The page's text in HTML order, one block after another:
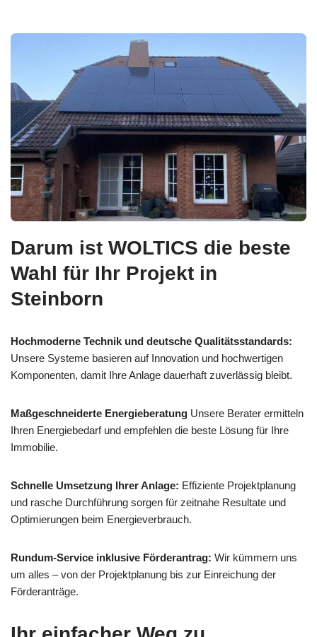
Darum ist WOLTICS die beste
Wahl für Ihr Projekt in
Steinborn
Hochmoderne Technik und deutsche Qualitätsstandards:
Unsere Systeme basieren auf Innovation und hochwertigen
Komponenten, damit Ihre Anlage dauerhaft zuverlässig bleibt.
Maßgeschneiderte Energieberatung Unsere Berater ermitteln
Ihren Energiebedarf und empfehlen die beste Lösung für Ihre
Immobilie.
Schnelle Umsetzung Ihrer Anlage: Effiziente Projektplanung
und rasche Durchführung sorgen für zeitnahe Resultate und
Optimierungen beim Energieverbrauch.
Rundum-Service inklusive Förderantrag: Wir kümmern uns
um alles – von der Projektplanung bis zur Einreichung der
Förderanträge.